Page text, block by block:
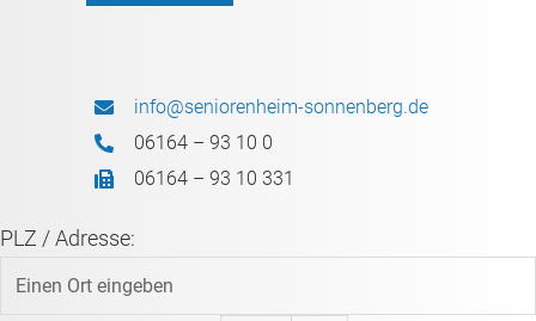
info@seniorenheim-sonnenberg.de
06164 – 93 10 0
06164 – 93 10 331
PLZ / Adresse: